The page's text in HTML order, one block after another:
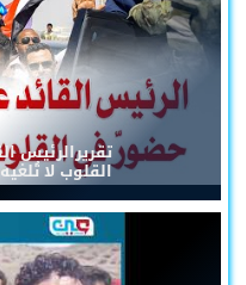
تقريرالرئيس
القلوب لا